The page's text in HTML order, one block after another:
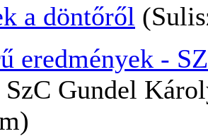
a döntőről
eredmények -
Gundel